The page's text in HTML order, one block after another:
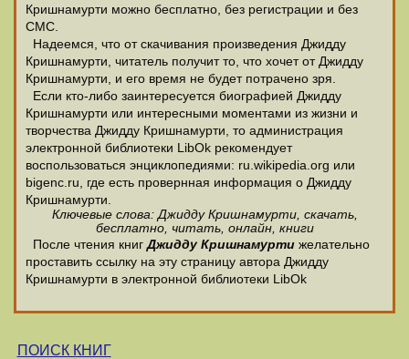
Кришнамурти можно бесплатно, без регистрации и без
СМС.
Надеемся, что от скачивания произведения Джидду
Кришнамурти, читатель получит то, что хочет от Джидду
Кришнамурти, и его время не будет потрачено зря.
Если кто-либо заинтересуется биографией Джидду
Кришнамурти или интересными моментами из жизни и
творчества Джидду Кришнамурти, то администрация
электронной библиотеки LibOk рекомендует
воспользоваться энциклопедиями: ru.wikipedia.org или
bigenc.ru, где есть провернная информация о Джидду
Кришнамурти.
Ключевые слова: Джидду Кришнамурти, скачать,
бесплатно, читать, онлайн, книги
После чтения книгДжидду Кришнамурти желательно
проставить ссылку на эту страницу автора Джидду
Кришнамурти в электронной библиотеки LibOk
ПОИСК КНИГ